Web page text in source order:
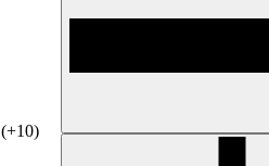
(+10)